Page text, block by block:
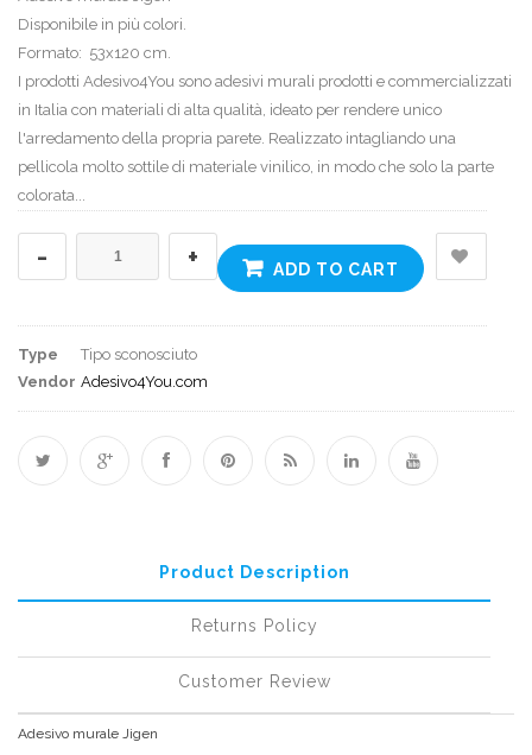
Disponibile in più colori.
Formato: 53x120 cm.
I prodotti Adesivo4You sono adesivi murali prodotti e commercializzati
in Italia con materiali di alta qualità, ideato per rendere unico
l'arredamento della propria parete. Realizzato intagliando una
pellicola molto sottile di materiale vinilico, in modo che solo la parte
colorata...
- + ADD TO CART
Type
Tipo sconosciuto
Vendor Adesivo4You.com
Product Description
Returns Policy
Customer Review
Adesivo murale Jigen